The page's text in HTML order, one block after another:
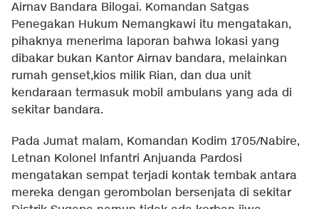
Airnav Bandara Bilogai. Komandan Satgas
Penegakan Hukum Nemangkawi itu mengatakan,
pihaknya menerima laporan bahwa lokasi yang
dibakar bukan Kantor Airnav bandara, melainkan
rumah genset,kios milik Rian, dan dua unit
kendaraan termasuk mobil ambulans yang ada di
sekitar bandara.
Pada Jumat malam, Komandan Kodim 1705/Nabire,
Letnan Kolonel Infantri Anjuanda Pardosi
mengatakan sempat terjadi kontak tembak antara
mereka dengan gerombolan bersenjata di sekitar